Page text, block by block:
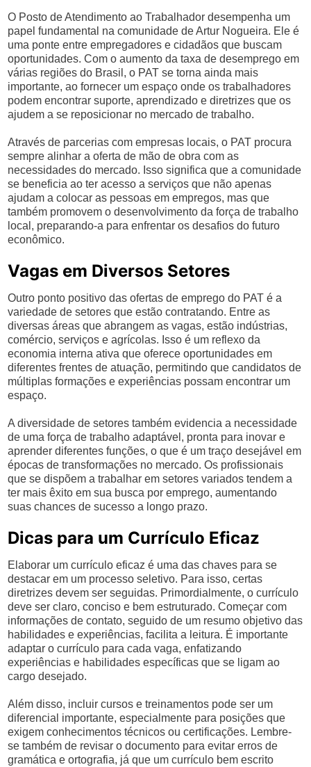
O Posto de Atendimento ao Trabalhador desempenha um
papel fundamental na comunidade de Artur Nogueira. Ele é
uma ponte entre empregadores e cidadãos que buscam
oportunidades. Com o aumento da taxa de desemprego em
várias regiões do Brasil, o PAT se torna ainda mais
importante, ao fornecer um espaço onde os trabalhadores
podem encontrar suporte, aprendizado e diretrizes que os
ajudem a se reposicionar no mercado de trabalho.
Através de parcerias com empresas locais, o PAT procura
sempre alinhar a oferta de mão de obra com as
necessidades do mercado. Isso significa que a comunidade
se beneficia ao ter acesso a serviços que não apenas
ajudam a colocar as pessoas em empregos, mas que
também promovem o desenvolvimento da força de trabalho
local, preparando-a para enfrentar os desafios do futuro
econômico.
Vagas em Diversos Setores
Outro ponto positivo das ofertas de emprego do PAT é a
variedade de setores que estão contratando. Entre as
diversas áreas que abrangem as vagas, estão indústrias,
comércio, serviços e agrícolas. Isso é um reflexo da
economia interna ativa que oferece oportunidades em
diferentes frentes de atuação, permitindo que candidatos de
múltiplas formações e experiências possam encontrar um
espaço.
A diversidade de setores também evidencia a necessidade
de uma força de trabalho adaptável, pronta para inovar e
aprender diferentes funções, o que é um traço desejável em
épocas de transformações no mercado. Os profissionais
que se dispõem a trabalhar em setores variados tendem a
ter mais êxito em sua busca por emprego, aumentando
suas chances de sucesso a longo prazo.
Dicas para um Currículo Eficaz
Elaborar um currículo eficaz é uma das chaves para se
destacar em um processo seletivo. Para isso, certas
diretrizes devem ser seguidas. Primordialmente, o currículo
deve ser claro, conciso e bem estruturado. Começar com
informações de contato, seguido de um resumo objetivo das
habilidades e experiências, facilita a leitura. É importante
adaptar o currículo para cada vaga, enfatizando
experiências e habilidades específicas que se ligam ao
cargo desejado.
Além disso, incluir cursos e treinamentos pode ser um
diferencial importante, especialmente para posições que
exigem conhecimentos técnicos ou certificações. Lembre-
se também de revisar o documento para evitar erros de
gramática e ortografia, já que um currículo bem escrito